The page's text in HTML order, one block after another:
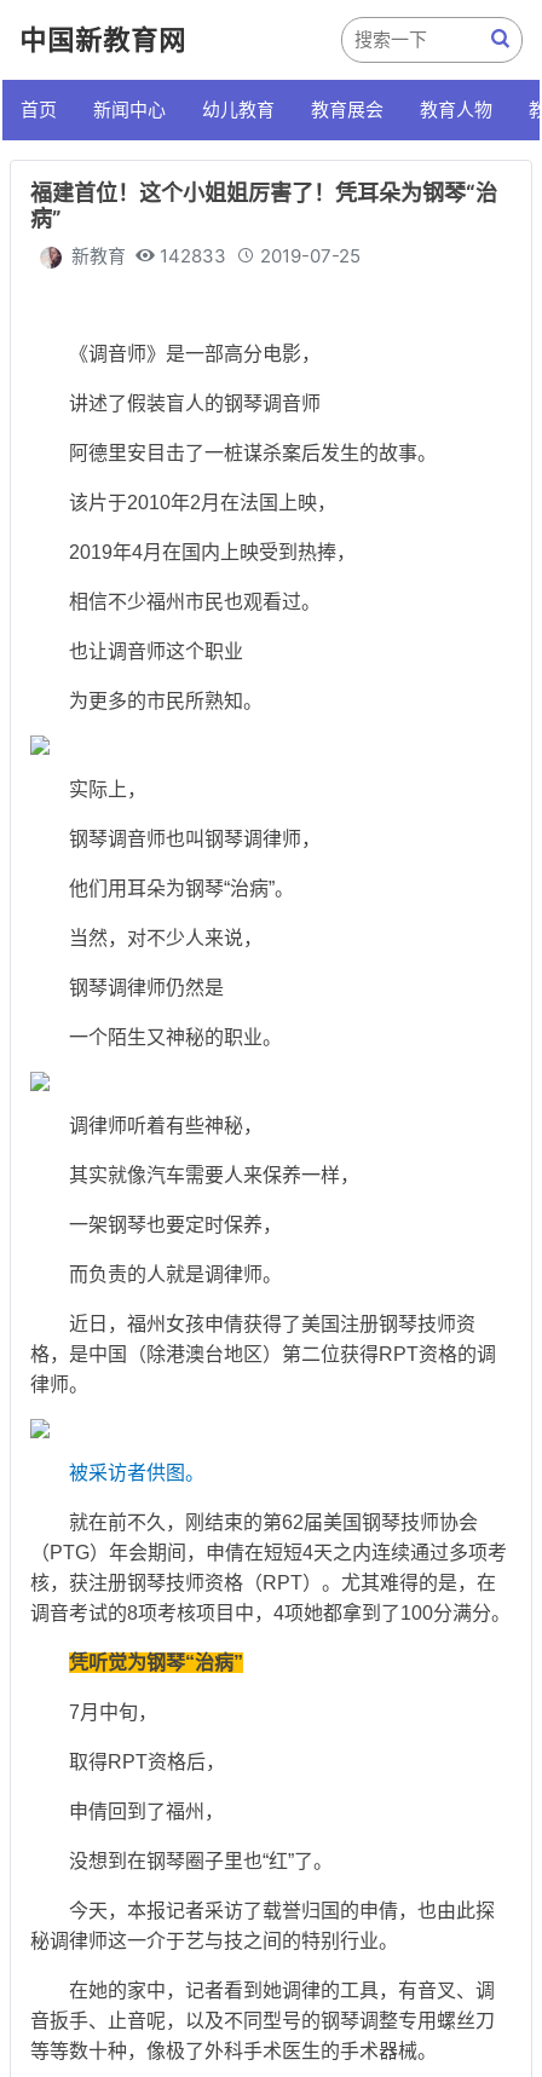
中国新教育网
首页 新闻中心 幼儿教育 教育展会 教育人物
福建首位！这个小姐姐厉害了！凭耳朵为钢琴“治
病”
新教育 142833 2019-07-25
《调音师》是一部高分电影，
讲述了假装盲人的钢琴调音师
阿德里安目击了一桩谋杀案后发生的故事。
该片于2010年2月在法国上映，
2019年4月在国内上映受到热捧，
相信不少福州市民也观看过。
也让调音师这个职业
为更多的市民所熟知。
实际上，
钢琴调音师也叫钢琴调律师，
他们用耳朵为钢琴“治病”。
当然，对不少人来说，
钢琴调律师仍然是
一个陌生又神秘的职业。
调律师听着有些神秘，
其实就像汽车需要人来保养一样，
一架钢琴也要定时保养，
而负责的人就是调律师。
近日，福州女孩申倩获得了美国注册钢琴技师资
格，是中国（除港澳台地区）第二位获得RPT资格的调
律师。
被采访者供图。
就在前不久，刚结束的第62届美国钢琴技师协会
（PTG）年会期间，申倩在短短4天之内连续通过多项考
核，获注册钢琴技师资格（RPT）。尤其难得的是，在
调音考试的8项考核项目中，4项她都拿到了100分满分。
凭听觉为钢琴“治病”
7月中旬，
取得RPT资格后，
申倩回到了福州，
没想到在钢琴圈子里也“红”了。
今天，本报记者采访了载誉归国的申倩，也由此探
秘调律师这一介于艺与技之间的特别行业。
在她的家中，记者看到她调律的工具，有音叉、调
音扳手、止音呢，以及不同型号的钢琴调整专用螺丝刀
等等数十种，像极了外科手术医生的手术器械。